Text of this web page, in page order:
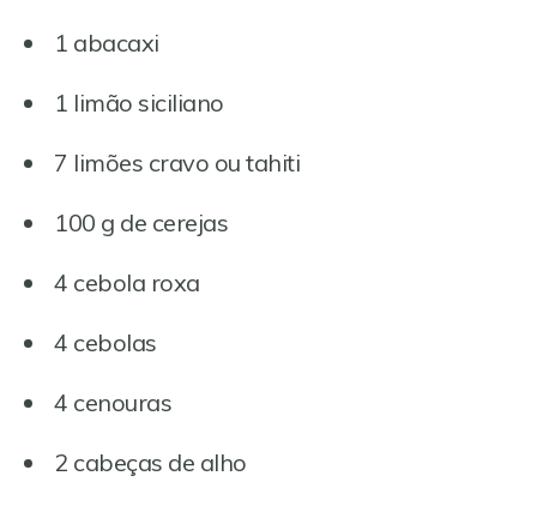
1 abacaxi
1 limão siciliano
7 limões cravo ou tahiti
100 g de cerejas
4 cebola roxa
4 cebolas
4 cenouras
2 cabeças de alho